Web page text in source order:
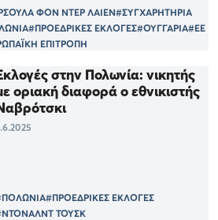
ΦΟΝ ΝΤΕΡ ΛΑΙΕΝ#ΣΥΓΧΑΡΗΤΗΡΙΑ
#ΠΡΟΕΔΡΙΚΕΣ ΕΚΛΟΓΕΣ#ΟΥΓΓΑΡΙΑ#ΕΕ
ΕΠΙΤΡΟΠΗ
στην Πολωνία: νικητής
οριακή διαφορά ο εθνικιστής
#ΠΡΟΕΔΡΙΚΕΣ ΕΚΛΟΓΕΣ
ΤΟΥΣΚ